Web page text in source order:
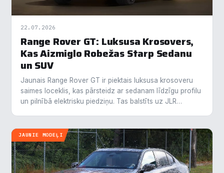
22.07.2026
Range Rover GT: Luksusa Krosovers,
Kas Aizmiglo Robežas Starp Sedanu
un SUV
Jaunais Range Rover GT ir piektais luksusa krosoveru
saimes loceklis, kas pārsteidz ar sedanam līdzīgu profilu
un pilnībā elektrisku piedziņu. Tas balstīts uz JLR
JAUNIE MODEĻI